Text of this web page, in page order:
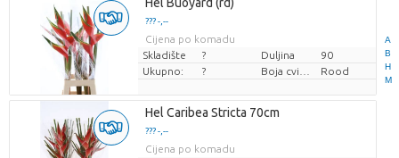
A
B
H
M
Hel Buoyard (rd)
??? -,--
Cijena po komadu
Skladište
? Duljina
90
Ukupno:
? Rood
Hel Caribea Stricta 70cm
??? -,--
Cijena po komadu